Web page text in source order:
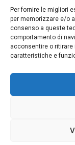
Per fornire le migliori
per memorizzare e/o
consenso a queste
comportamento di
acconsentire o
caratteristiche e